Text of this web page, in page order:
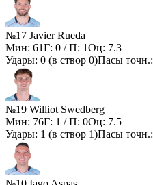
№17 Javier Rueda
Мин: 61Г: 0 / П: 1Оц: 7.3
Удары: 0 (в створ 0)Пасы точн.:
№19 Williot Swedberg
Мин: 76Г: 1 / П: 0Оц: 7.5
Удары: 1 (в створ 1)Пасы точн.: